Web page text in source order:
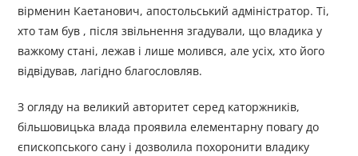
вірменин Каетанович, апостольський адміністратор. Ті,
хто там був , після звільнення згадували, що владика у
важкому стані, лежав і лише молився, але усіх, хто його
відвідував, лагідно благословляв.
З огляду на великий авторитет серед каторжників,
більшовицька влада проявила елементарну повагу до
єпископського сану і дозволила похоронити владику